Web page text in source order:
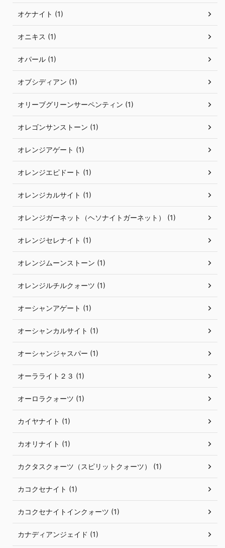
オケナイト (1)
オニキス (1)
オパール (1)
オブシディアン (1)
オリーブグリーンサーペンティン (1)
オレゴンサンストーン (1)
オレンジアゲート (1)
オレンジエピドート (1)
オレンジカルサイト (1)
オレンジガーネット（ヘソナイトガーネット） (1)
オレンジセレナイト (1)
オレンジムーンストーン (1)
オレンジルチルクォーツ (1)
オーシャンアゲート (1)
オーシャンカルサイト (1)
オーシャンジャスパー (1)
オーラライト２３ (1)
オーロラクォーツ (1)
カイヤナイト (1)
カオリナイト (1)
カクタスクォーツ（スピリットクォーツ） (1)
カコクセナイト (1)
カコクセナイトインクォーツ (1)
カナディアンジェイド (1)